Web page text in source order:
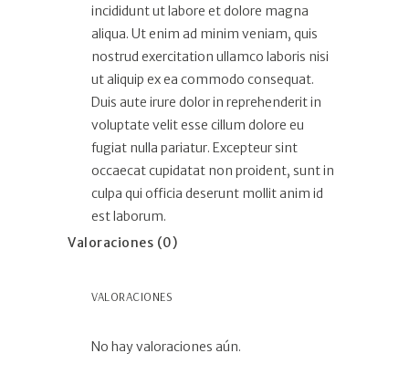
incididunt ut labore et dolore magna
aliqua. Ut enim ad minim veniam, quis
nostrud exercitation ullamco laboris nisi
ut aliquip ex ea commodo consequat.
Duis aute irure dolor in reprehenderit in
voluptate velit esse cillum dolore eu
fugiat nulla pariatur. Excepteur sint
occaecat cupidatat non proident, sunt in
culpa qui officia deserunt mollit anim id
est laborum.
Valoraciones (0)
VALORACIONES
No hay valoraciones aún.